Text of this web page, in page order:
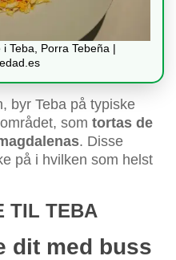
Teba, Porra Tebeña |
byr Teba på typiske
som tortas de
. Disse
på i hvilken som helst
TIL TEBA
dit med buss